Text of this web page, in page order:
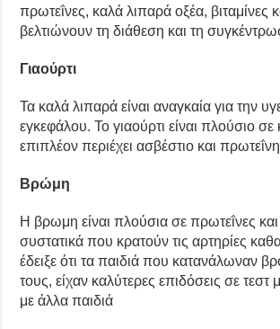
πρωτεΐνες, καλά λιπαρά οξέα, βιταμίνες
βελτιώνουν τη διάθεση και τη
Γιαούρτι
Τα καλά λιπαρά είναι αναγκαία για την
εγκεφάλου. Το γιαούρτι είναι πλούσιο σε
επιπλέον περιέχει ασβέστιο και
Βρώμη
Η βρωμη είναι πλούσια σε πρωτεΐνες και
συστατικά που κρατούν τις αρτηρίες
έδειξε ότι τα παιδιά που κατανάλωναν
τους, είχαν καλύτερες επιδόσεις σε
με άλλα παιδιά